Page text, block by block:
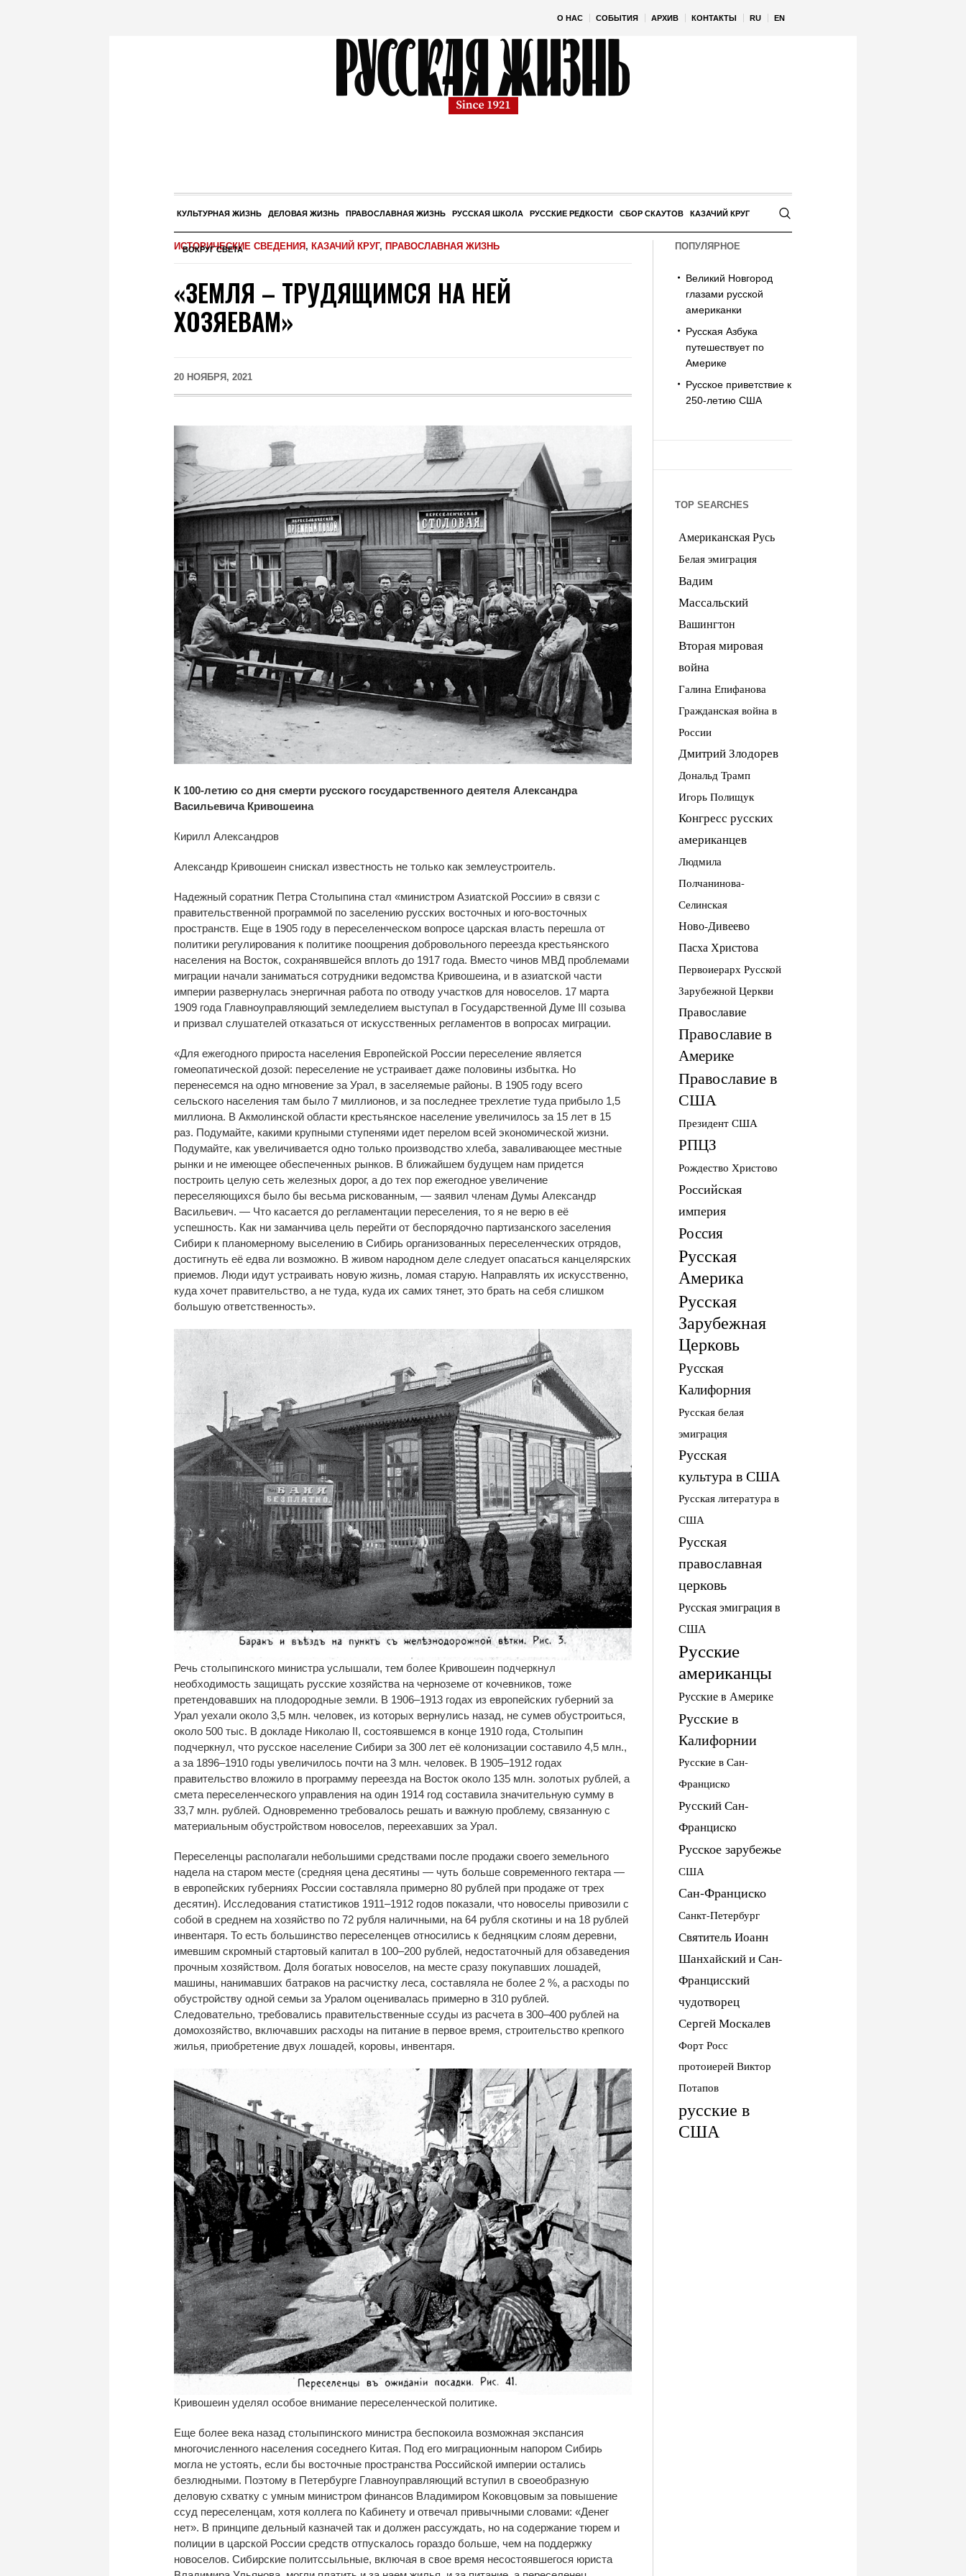
О НАС СОБЫТИЯ АРХИВ КОНТАКТЫ RU EN
КУЛЬТУРНАЯ ЖИЗНЬ ДЕЛОВАЯ ЖИЗНЬ ПРАВОСЛАВНАЯ ЖИЗНЬ РУССКАЯ ШКОЛА РУССКИЕ РЕДКОСТИ СБОР СКАУТОВ КАЗАЧИЙ КРУГ
ВОКРУГ СВЕТА
ИСТОРИЧЕСКИЕ СВЕДЕНИЯ , КАЗАЧИЙ КРУГ, ПРАВОСЛАВНАЯ ЖИЗНЬ
«ЗЕМЛЯ – ТРУДЯЩИМСЯ НА НЕЙ
ХОЗЯЕВАМ»
20 НОЯБРЯ, 2021
К 100-летию со дня смерти русского государственного деятеля Александра
Васильевича Кривошеина
Кирилл Александров
Александр Кривошеин снискал известность не только как землеустроитель.
Надежный соратник Петра Столыпина стал «министром Азиатской России» в связи с
правительственной программой по заселению русских восточных и юго-восточных
пространств. Еще в 1905 году в переселенческом вопросе царская власть перешла от
политики регулирования к политике поощрения добровольного переезда крестьянского
населения на Восток, сохранявшейся вплоть до 1917 года. Вместо чинов МВД проблемами
миграции начали заниматься сотрудники ведомства Кривошеина, и в азиатской части
империи развернулась энергичная работа по отводу участков для новоселов. 17 марта
1909 года Главноуправляющий земледелием выступал в Государственной Думе III созыва
и призвал слушателей отказаться от искусственных регламентов в вопросах миграции.
«Для ежегодного прироста населения Европейской России переселение является
гомеопатической дозой: переселение не устраивает даже половины избытка. Но
перенесемся на одно мгновение за Урал, в заселяемые районы. В 1905 году всего
сельского населения там было 7 миллионов, и за последнее трехлетие туда прибыло 1,5
миллиона. В Акмолинской области крестьянское население увеличилось за 15 лет в 15
раз. Подумайте, какими крупными ступенями идет перелом всей экономической жизни.
Подумайте, как увеличивается одно только производство хлеба, заваливающее местные
рынки и не имеющее обеспеченных рынков. В ближайшем будущем нам придется
построить целую сеть железных дорог, а до тех пор ежегодное увеличение
переселяющихся было бы весьма рискованным, — заявил членам Думы Александр
Васильевич. — Что касается до регламентации переселения, то я не верю в её
успешность. Как ни заманчива цель перейти от беспорядочно партизанского заселения
Сибири к планомерному выселению в Сибирь организованных переселенческих отрядов,
достигнуть её едва ли возможно. В живом народном деле следует опасаться канцелярских
приемов. Люди идут устраивать новую жизнь, ломая старую. Направлять их искусственно,
куда хочет правительство, а не туда, куда их самих тянет, это брать на себя слишком
большую ответственность».
Речь столыпинского министра услышали, тем более Кривошеин подчеркнул
необходимость защищать русские хозяйства на черноземе от кочевников, тоже
претендовавших на плодородные земли. В 1906–1913 годах из европейских губерний за
Урал уехали около 3,5 млн. человек, из которых вернулись назад, не сумев обустроиться,
около 500 тыс. В докладе Николаю II, состоявшемся в конце 1910 года, Столыпин
подчеркнул, что русское население Сибири за 300 лет её колонизации составило 4,5 млн.,
а за 1896–1910 годы увеличилось почти на 3 млн. человек. В 1905–1912 годах
правительство вложило в программу переезда на Восток около 135 млн. золотых рублей, а
смета переселенческого управления на один 1914 год составила значительную сумму в
33,7 млн. рублей. Одновременно требовалось решать и важную проблему, связанную с
материальным обустройством новоселов, переехавших за Урал.
Переселенцы располагали небольшими средствами после продажи своего земельного
надела на старом месте (средняя цена десятины — чуть больше современного гектара —
в европейских губерниях России составляла примерно 80 рублей при продаже от трех
десятин). Исследования статистиков 1911–1912 годов показали, что новоселы привозили с
собой в среднем на хозяйство по 72 рубля наличными, на 64 рубля скотины и на 18 рублей
инвентаря. То есть большинство переселенцев относились к бедняцким слоям деревни,
имевшим скромный стартовый капитал в 100–200 рублей, недостаточный для обзаведения
прочным хозяйством. Доля богатых новоселов, на месте сразу покупавших лошадей,
машины, нанимавших батраков на расчистку леса, составляла не более 2 %, а расходы по
обустройству одной семьи за Уралом оценивалась примерно в 310 рублей.
Следовательно, требовались правительственные ссуды из расчета в 300–400 рублей на
домохозяйство, включавших расходы на питание в первое время, строительство крепкого
жилья, приобретение двух лошадей, коровы, инвентаря.
Кривошеин уделял особое внимание переселенческой политике.
Еще более века назад столыпинского министра беспокоила возможная экспансия
многочисленного населения соседнего Китая. Под его миграционным напором Сибирь
могла не устоять, если бы восточные пространства Российской империи остались
безлюдными. Поэтому в Петербурге Главноуправляющий вступил в своеобразную
деловую схватку с умным министром финансов Владимиром Коковцовым за повышение
ссуд переселенцам, хотя коллега по Кабинету и отвечал привычными словами: «Денег
нет». В принципе дельный казначей так и должен рассуждать, но на содержание тюрем и
полиции в царской России средств отпускалось гораздо больше, чем на поддержку
новоселов. Сибирские политссыльные, включая в свое время несостоявшегося юриста
ПОПУЛЯРНОЕ
Великий Новгород
глазами русской
американки
Русская Азбука
путешествует по
Америке
Русское приветствие к
250-летию США
TOP SEARCHES
Американская Русь
Белая эмиграция
Вадим
Массальский
Вашингтон
Вторая мировая
война
Галина Епифанова
Гражданская война в
России
Дмитрий Злодорев
Дональд Трамп
Игорь Полищук
Конгресс русских
американцев
Людмила
Полчанинова-
Селинская
Ново-Дивеево
Пасха Христова
Первоиерарх Русской
Зарубежной Церкви
Православие
Православие в
Америке
Православие в
США
Президент США
РПЦЗ
Рождество Христово
Российская
империя
Россия
Русская
Америка
Русская
Зарубежная
Церковь
Русская
Калифорния
Русская белая
эмиграция
Русская
культура в США
Русская литература в
США
Русская
православная
церковь
Русская эмиграция в
США
Русские
американцы
Русские в Америке
Русские в
Калифорнии
Русские в Сан-
Франциско
Русский Сан-
Франциско
Русское зарубежье
США
Сан-Франциско
Санкт-Петербург
Святитель Иоанн
Шанхайский и Сан-
Францисский
чудотворец
Сергей Москалев
Форт Росс
протоиерей Виктор
Потапов
русские в
США